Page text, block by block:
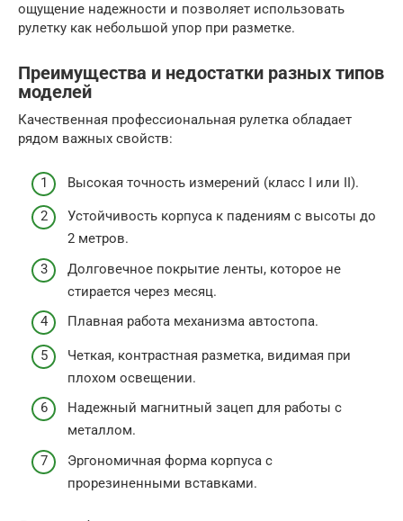
ощущение надежности и позволяет использовать
рулетку как небольшой упор при разметке.
Преимущества и недостатки разных типов
моделей
Качественная профессиональная рулетка обладает
рядом важных свойств:
Высокая точность измерений (класс I или II).
Устойчивость корпуса к падениям с высоты до
2 метров.
Долговечное покрытие ленты, которое не
стирается через месяц.
Плавная работа механизма автостопа.
Четкая, контрастная разметка, видимая при
плохом освещении.
Надежный магнитный зацеп для работы с
металлом.
Эргономичная форма корпуса с
прорезиненными вставками.